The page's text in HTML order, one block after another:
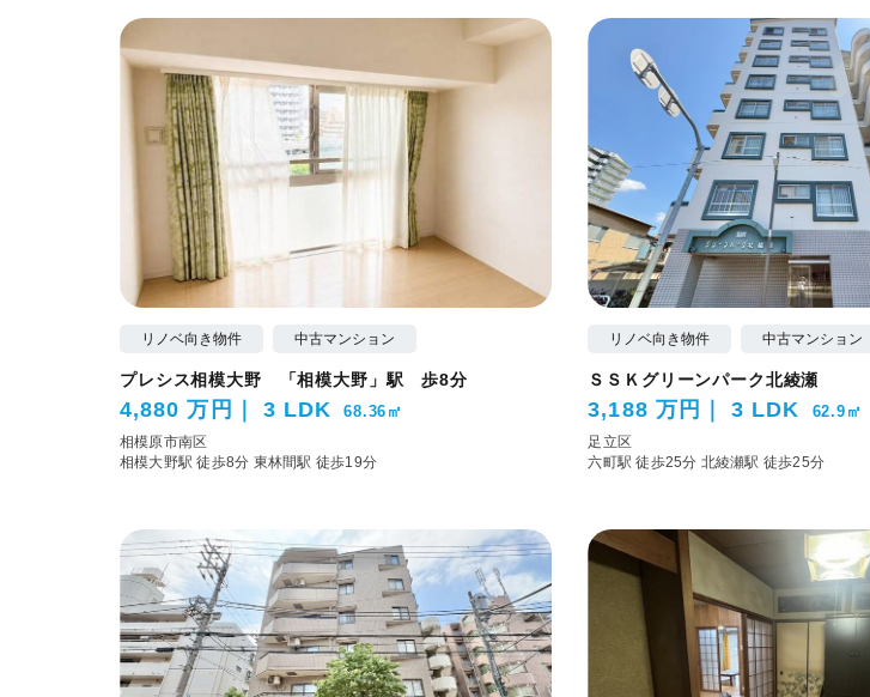
リノベ向き物件 中古マンション
プレシス相模大野 「相模大野」駅 歩8分
4,880 万円 3 LDK 68.36㎡
相模原市南区
相模大野駅 徒歩8分 東林間駅 徒歩19分
リノベ向き物件 中古マンション
ＳＳＫグリーンパーク北綾瀬
3,188 万円 3 LDK 62.9㎡
足立区
六町駅 徒歩25分 北綾瀬駅 徒歩25分